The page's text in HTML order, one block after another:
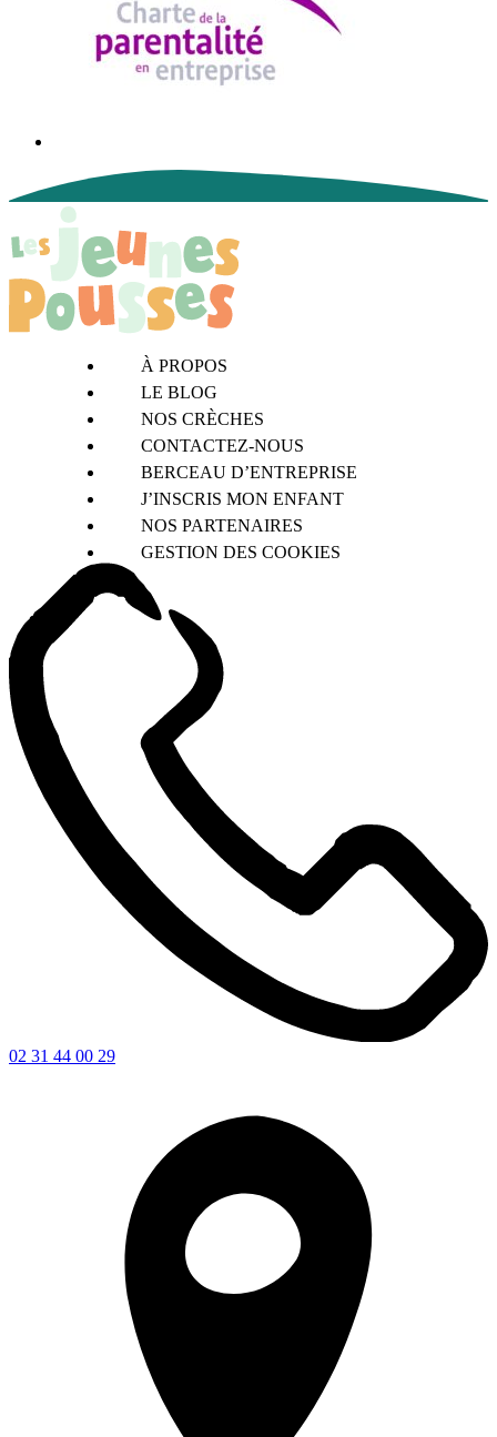
À PROPOS
LE BLOG
NOS CRÈCHES
CONTACTEZ-NOUS
BERCEAU D’ENTREPRISE
J’INSCRIS MON ENFANT
NOS PARTENAIRES
GESTION DES COOKIES
02 31 44 00 29